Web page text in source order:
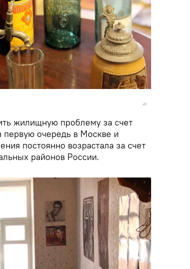
жилищную проблему за счет
первую очередь в Москве и
постоянно возрастала за счет
районов России.